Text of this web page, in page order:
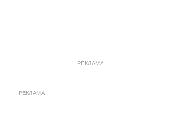
РЕКЛАМА
РЕКЛАМА